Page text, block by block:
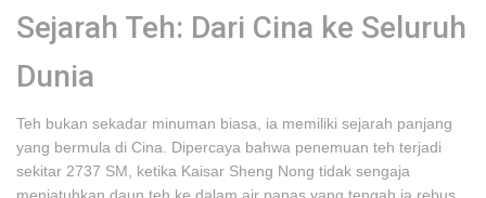
Sejarah Teh: Dari Cina ke Seluruh
Dunia
Teh bukan sekadar minuman biasa, ia memiliki sejarah panjang
yang bermula di Cina. Dipercaya bahwa penemuan teh terjadi
sekitar 2737 SM, ketika Kaisar Sheng Nong tidak sengaja